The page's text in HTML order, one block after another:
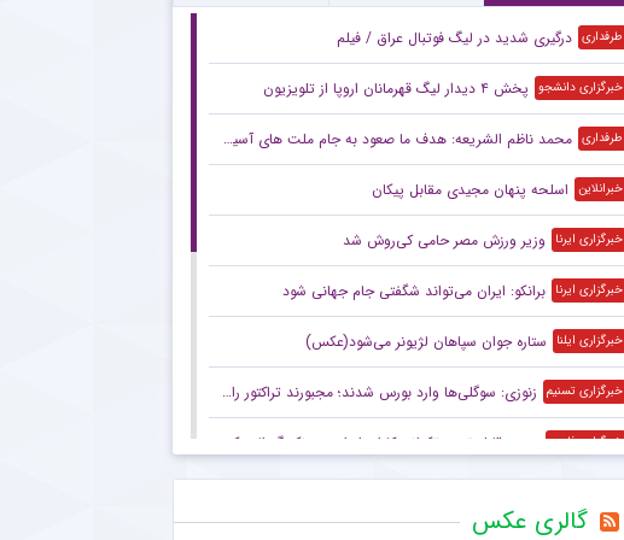
طرفداری درگیری شدید در لیگ فوتبال عراق / فیلم
خبرگزاری دانشجو پخش ۴ دیدار لیگ قهرمانان اروپا از تلویزیون
طرفداری محمد ناظم الشریعه: هدف ما صعود به جام ملت های آسیا است
خبرانلاین اسلحه پنهان مجیدی مقابل پیکان
خبرگزاری ایرنا وزیر ورزش مصر حامی کی‌روش شد
خبرگزاری ایرنا برانکو: ایران می‌تواند شگفتی جام جهانی شود
خبرگزاری ایلنا ستاره جوان سپاهان لژیونر می‌شود(عکس)
خبرگزاری تسنیم زنوزی: سوگلی‌ها وارد بورس شدند؛ مجبورند تراکتور را هم به بورس ببرند/ بدهی‌های ما کمتر از ۲ میلیارد تومان است
خبرگزاری فارس صعود قابل توجه تکواندوکاران ایران در رنکینگ المپیکی/ کیانی و میرحسینی در جمع ۲۰ تکواندوکار برتر جهان
گالری عکس